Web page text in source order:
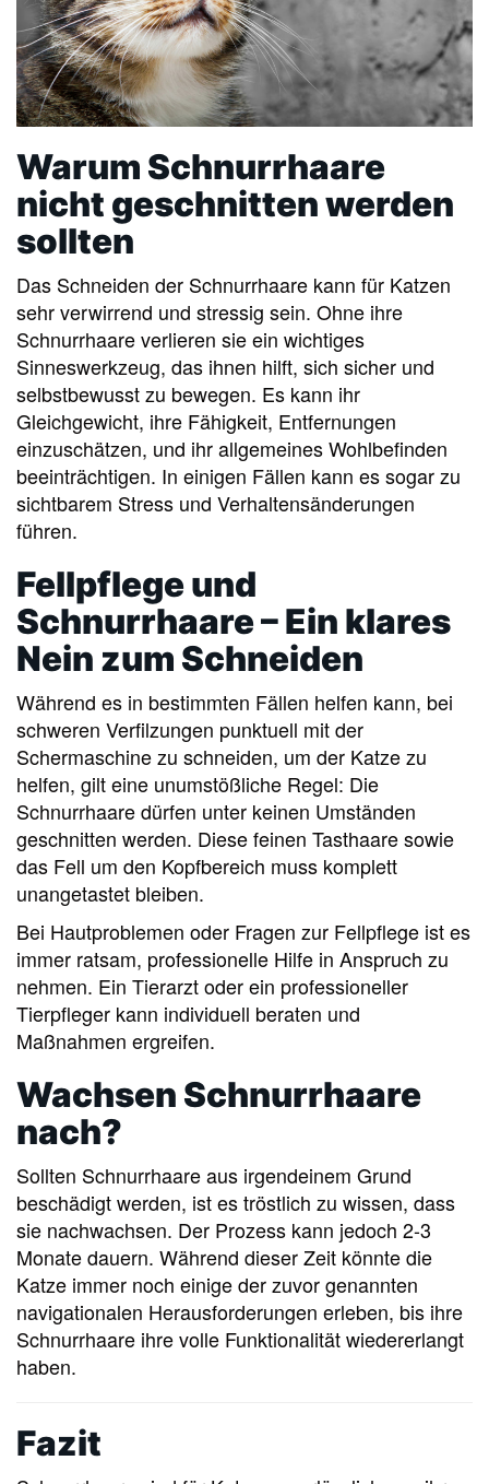
Warum Schnurrhaare
nicht geschnitten werden
sollten
Das Schneiden der Schnurrhaare kann für Katzen
sehr verwirrend und stressig sein. Ohne ihre
Schnurrhaare verlieren sie ein wichtiges
Sinneswerkzeug, das ihnen hilft, sich sicher und
selbstbewusst zu bewegen. Es kann ihr
Gleichgewicht, ihre Fähigkeit, Entfernungen
einzuschätzen, und ihr allgemeines Wohlbefinden
beeinträchtigen. In einigen Fällen kann es sogar zu
sichtbarem Stress und Verhaltensänderungen
führen.
Fellpflege und
Schnurrhaare – Ein klares
Nein zum Schneiden
Während es in bestimmten Fällen helfen kann, bei
schweren Verfilzungen punktuell mit der
Schermaschine zu schneiden, um der Katze zu
helfen, gilt eine unumstößliche Regel: Die
Schnurrhaare dürfen unter keinen Umständen
geschnitten werden. Diese feinen Tasthaare sowie
das Fell um den Kopfbereich muss komplett
unangetastet bleiben.
Bei Hautproblemen oder Fragen zur Fellpflege ist es
immer ratsam, professionelle Hilfe in Anspruch zu
nehmen. Ein Tierarzt oder ein professioneller
Tierpfleger kann individuell beraten und
Maßnahmen ergreifen.
Wachsen Schnurrhaare
nach?
Sollten Schnurrhaare aus irgendeinem Grund
beschädigt werden, ist es tröstlich zu wissen, dass
sie nachwachsen. Der Prozess kann jedoch 2-3
Monate dauern. Während dieser Zeit könnte die
Katze immer noch einige der zuvor genannten
navigationalen Herausforderungen erleben, bis ihre
Schnurrhaare ihre volle Funktionalität wiedererlangt
haben.
Fazit